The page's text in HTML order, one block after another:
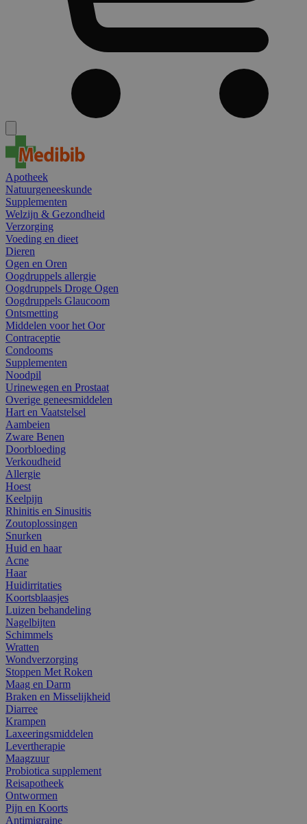
Apotheek
Natuurgeneeskunde
Supplementen
Welzijn & Gezondheid
Verzorging
Voeding en dieet
Dieren
Ogen en Oren
Oogdruppels allergie
Oogdruppels Droge Ogen
Oogdruppels Glaucoom
Ontsmetting
Middelen voor het Oor
Contraceptie
Condooms
Supplementen
Noodpil
Urinewegen en Prostaat
Overige geneesmiddelen
Hart en Vaatstelsel
Aambeien
Zware Benen
Doorbloeding
Verkoudheid
Allergie
Hoest
Keelpijn
Rhinitis en Sinusitis
Zoutoplossingen
Snurken
Huid en haar
Acne
Haar
Huidirritaties
Koortsblaasjes
Luizen behandeling
Nagelbijten
Schimmels
Wratten
Wondverzorging
Stoppen Met Roken
Maag en Darm
Braken en Misselijkheid
Diarree
Krampen
Laxeeringsmiddelen
Levertherapie
Maagzuur
Probiotica supplement
Reisapotheek
Ontwormen
Pijn en Koorts
Antimigraine